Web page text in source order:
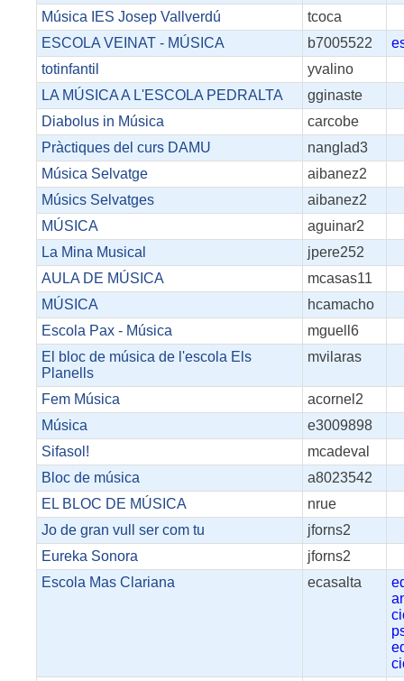
Música IES Josep Vallverdú
tcoca
ESCOLA VEINAT - MÚSICA
b7005522
totinfantil
yvalino
LA MÚSICA A L'ESCOLA PEDRALTA
gginaste
Diabolus in Música
carcobe
Pràctiques del curs DAMU
nanglad3
Música Selvatge
aibanez2
Músics Selvatges
aibanez2
MÚSICA
aguinar2
La Mina Musical
jpere252
AULA DE MÚSICA
mcasas11
MÚSICA
hcamacho
Escola Pax - Música
mguell6
El bloc de música de l'escola Els
Planells
mvilaras
Fem Música
acornel2
Música
e3009898
Sifasol!
mcadeval
Bloc de música
a8023542
EL BLOC DE MÚSICA
nrue
Jo de gran vull ser com tu
jforns2
Eureka Sonora
jforns2
Escola Mas Clariana
ecasalta